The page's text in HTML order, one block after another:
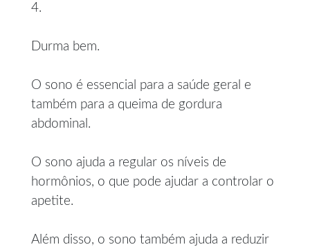
4.
Durma bem.
O sono é essencial para a saúde geral e
também para a queima de gordura
abdominal.
O sono ajuda a regular os níveis de
hormônios, o que pode ajudar a controlar o
apetite.
Além disso, o sono também ajuda a reduzir